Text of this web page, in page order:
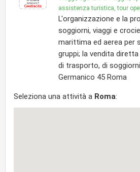
assistenza turistica, tour
L'organizzazione e la
soggiorni, viaggi e
marittima ed aerea per
gruppi; la vendita
di trasporto, di
Germanico 45 Roma
Seleziona una attività a Roma: